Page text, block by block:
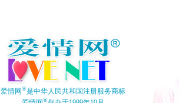
爱情网®是中华人民共和国注册服务商标
®